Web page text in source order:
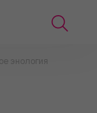
энология